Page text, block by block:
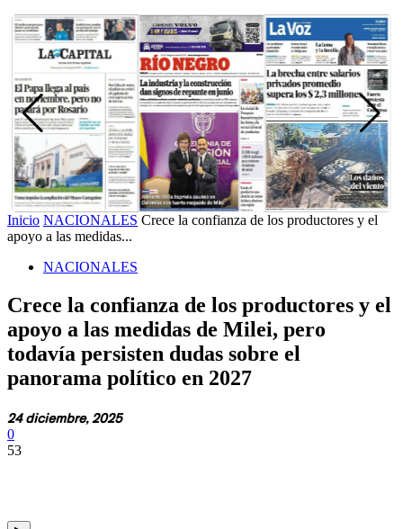
Inicio NACIONALES Crece la confianza de los productores y el
apoyo a las medidas...
NACIONALES
Crece la confianza de los productores y el
apoyo a las medidas de Milei, pero
todavía persisten dudas sobre el
panorama político en 2027
24 diciembre, 2025
0
53